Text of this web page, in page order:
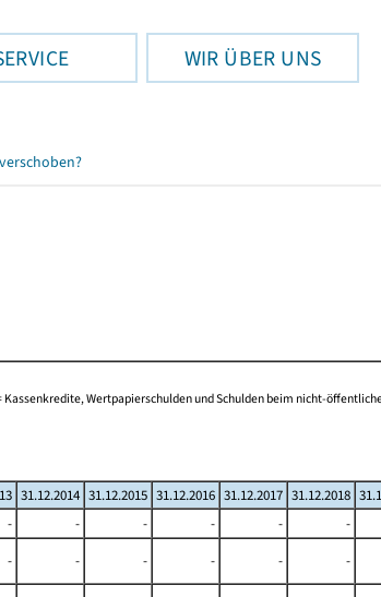
WIR ÜBER UNS
Wertpapierschulden und Schulden beim nicht-
31.12.2014 31.12.2015 31.12.2016 31.12.2017 31.12.2018
- - - - -
-
- - - - -
-